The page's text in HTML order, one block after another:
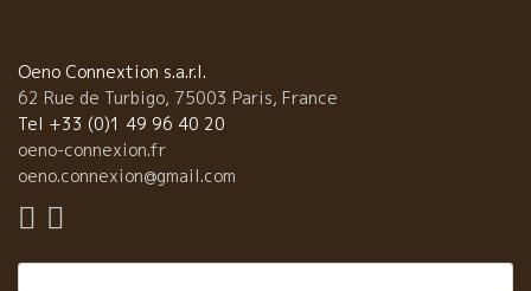
Saint Jean サンジャン試飲会 当初はニコラ・ジョリーがやってい
たルネッサンス・デ・アペラッション試飲会だった。 つまりビ
オ・ディナミ農法のメンバーが主体の試飲会。 ビオ栽培が主体で
あり、醸造に関しては、あまり自然にこだわっていない蔵も多
い。 最近では、このメンバーの中にも、自然な造りをする蔵も増
ザノニーム 最も新進気鋭の若手が最も多い試飲会。ディーヴ・ブ
Oeno Connextion s.a.r.l.
62 Rue de Turbigo, 75003 Paris, France
Tel +33 (0)1 49 96 40 20
oeno-connexion.fr
oeno.connexion@gmail.com